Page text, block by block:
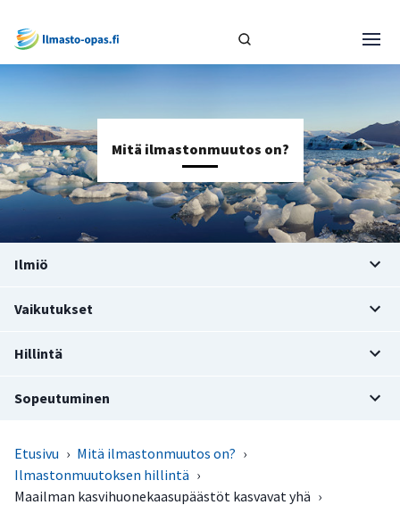
Mitä ilmastonmuutos on?
Ilmiö
Vaikutukset
Hillintä
Sopeutuminen
Etusivu › Mitä ilmastonmuutos on? ›
Ilmastonmuutoksen hillintä ›
Maailman kasvihuonekaasupäästöt kasvavat yhä ›